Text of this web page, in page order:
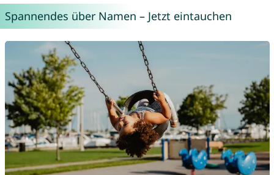
Spannendes über Namen – Jetzt eintauchen